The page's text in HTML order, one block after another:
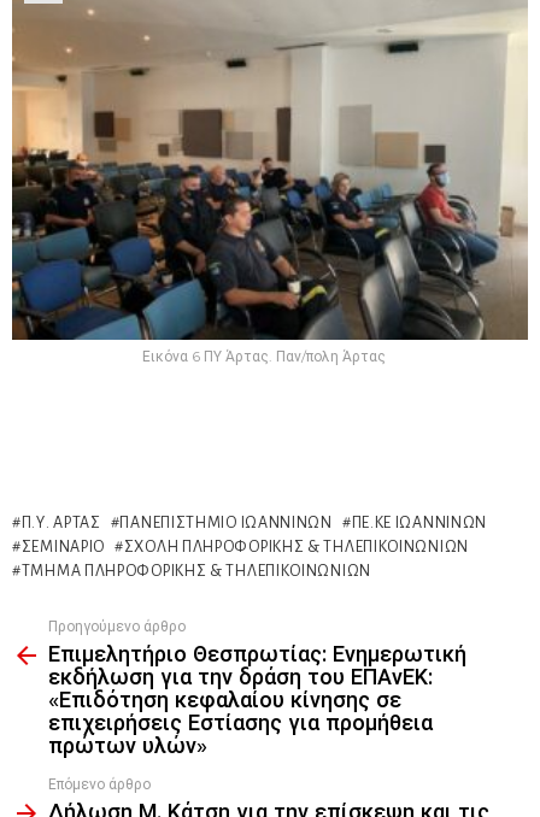
Εικόνα 6 ΠΥ Άρτας. Παν/πολη Άρτας
Π.Υ. ΆΡΤΑΣ ΠΑΝΕΠΙΣΤΉΜΙΟ ΙΩΑΝΝΊΝΩΝ
ΠΕ.ΚΕ ΙΩΑΝΝΊΝΩΝ
ΣΕΜΙΝΆΡΙΟ
ΣΧΟΛΉ ΠΛΗΡΟΦΟΡΙΚΉΣ & ΤΗΛΕΠΙΚΟΙΝΩΝΙΏΝ
ΤΜΉΜΑ ΠΛΗΡΟΦΟΡΙΚΉΣ & ΤΗΛΕΠΙΚΟΙΝΩΝΙΏΝ
more
Προηγούμενο άρθρο
Επιμελητήριο Θεσπρωτίας: Ενημερωτική
εκδήλωση για την δράση του ΕΠΑνΕΚ:
«Επιδότηση κεφαλαίου κίνησης σε
επιχειρήσεις Εστίασης για προμήθεια
πρώτων υλών»
Επόμενο άρθρο